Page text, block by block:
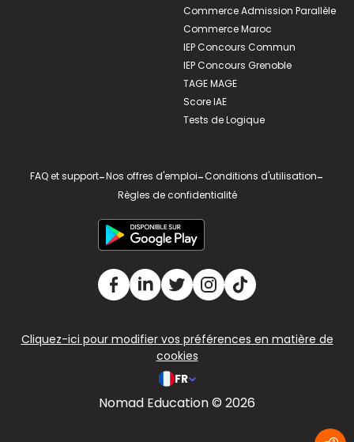
Commerce Admission Parallèle
Commerce Maroc
IEP Concours Commun
IEP Concours Grenoble
TAGE MAGE
Score IAE
Tests de Logique
FAQ et support-Nos offres d'emploi-Conditions d'utilisation-
Règles de confidentialité
Cliquez-ici pour modifier vos préférences en matière de
cookies
FR
Nomad Education © 2026